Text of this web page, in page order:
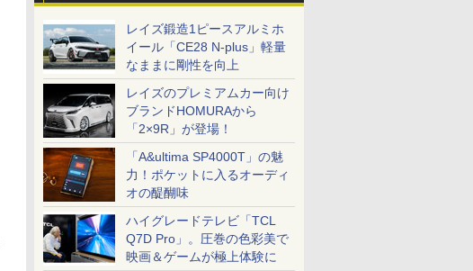
レイズ鍛造1ピースアルミホ
イール「CE28 N-plus」軽量
なままに剛性を向上
レイズのプレミアムカー向け
ブランドHOMURAから
「2×9R」が登場！
「A&ultima SP4000T」の魅
力！ポケットに入るオーディ
オの醍醐味
ハイグレードテレビ「TCL
Q7D Pro」。圧巻の色彩美で
映画＆ゲームが極上体験に